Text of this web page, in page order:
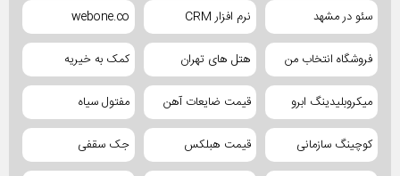
سئو در مشهد نرم افزار CRM webone.co
فروشگاه انتخاب من هتل های تهران کمک به خیریه
میکروبلیدینگ ابرو قیمت ضایعات آهن مفتول سیاه
کوچینگ سازمانی قیمت هبلکس جک سقفی